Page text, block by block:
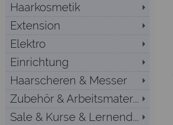
Haarkosmetik
Extension
Elektro
Einrichtung
Haarscheren & Messer
Zubehör & Arbeitsmater...
Sale & Kurse & Lernend...